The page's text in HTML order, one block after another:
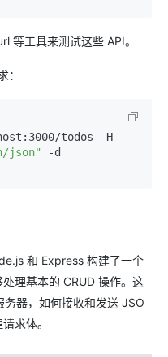
等工具来测试这些 API。
：
json"
和 Express 构建了一个
理基本的 CRUD 操作。这
器，如何接收和发送 JSO
求体。